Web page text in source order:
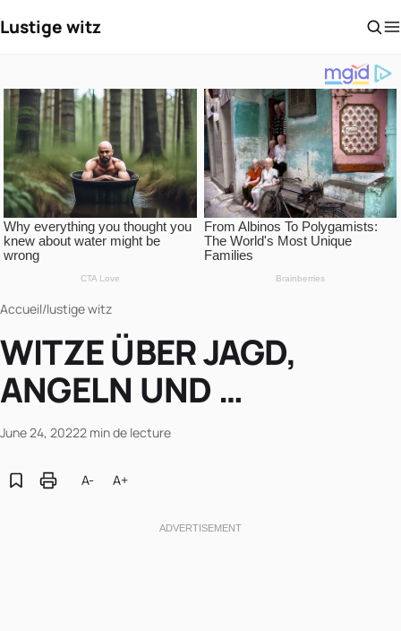
Lustige witz
Accueil/lustige witz
WITZE ÜBER JAGD,
ANGELN UND …
June 24, 20222 min de lecture
A- A+